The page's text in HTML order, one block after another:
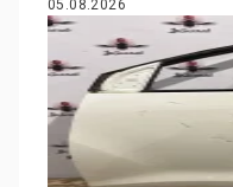
05.08.2026